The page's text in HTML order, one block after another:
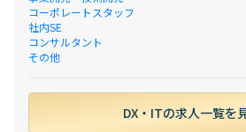
コーポレートスタッフ
社内SE
コンサルタント
その他
DX・ITの求人一覧を